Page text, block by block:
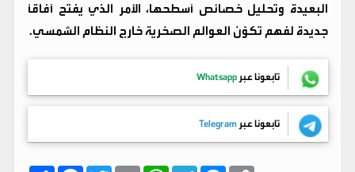
البعيدة وتحليل خصائص أسطحها، الأمر الذي يفتح آفاقاً
جديدة لفهم تكوّن العوالم الصخرية خارج النظام الشمسي.
تابعونا عبر Whatsapp
تابعونا عبر Telegram